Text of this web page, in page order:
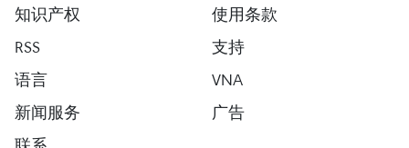
知识产权
使用条款
RSS
支持
语言
VNA
新闻服务
广告